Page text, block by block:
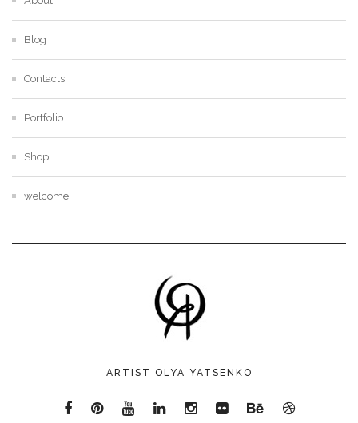
Blog
Contacts
Portfolio
Shop
welcome
ARTIST OLYA YATSENKO